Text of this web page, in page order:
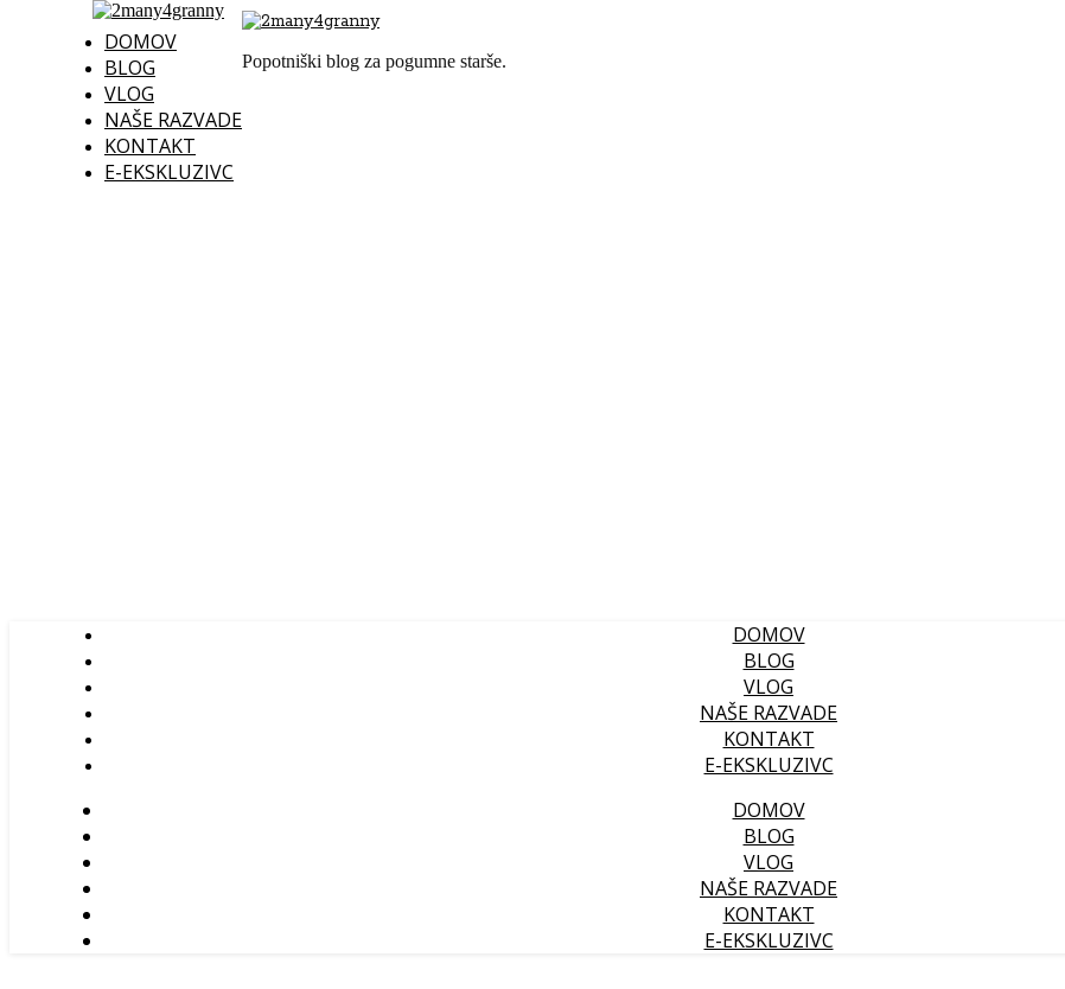
DOMOV
BLOG
VLOG
NAŠE RAZVADE
KONTAKT
E-EKSKLUZIVC
Popotniški blog za pogumne starše.
DOMOV
BLOG
VLOG
NAŠE RAZVADE
KONTAKT
E-EKSKLUZIVC
DOMOV
BLOG
VLOG
NAŠE RAZVADE
KONTAKT
E-EKSKLUZIVC